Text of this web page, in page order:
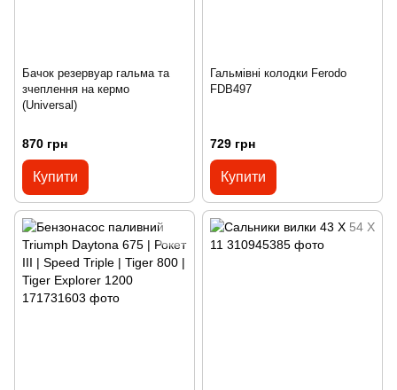
Бачок резервуар гальма та
зчеплення на кермо
(Universal)
870 грн
Купити
Гальмівні колодки Ferodo
FDB497
729 грн
Купити